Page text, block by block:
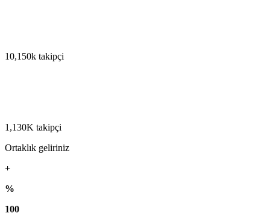
10,150k takipçi
1,130K takipçi
Ortaklık geliriniz
+
%
100